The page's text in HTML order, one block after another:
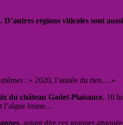
régions viticoles sont aussi
: « 2020, l’année du rien… »
du château Gadet-Plaisance, 10
l’algue brune…
, autant dire ces grappes